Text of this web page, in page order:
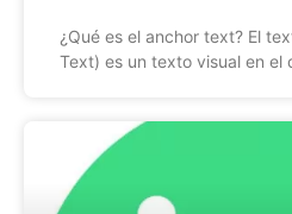
¿Qué es el anchor text? El
Text) es un texto visual en el